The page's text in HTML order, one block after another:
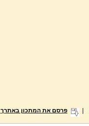
פרסם את המתכון באתרך